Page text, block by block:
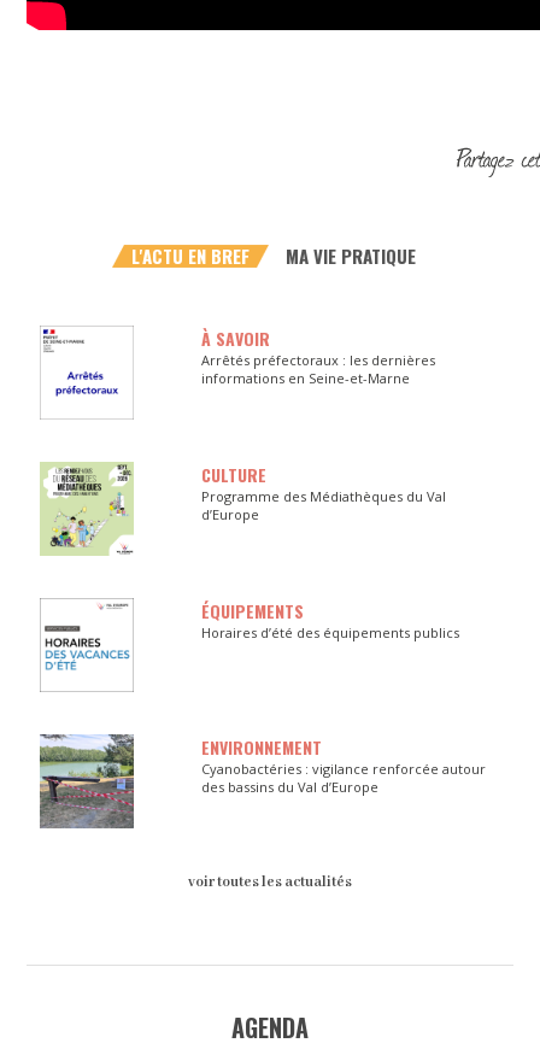
L'ACTU EN BREF MA VIE PRATIQUE
À SAVOIR
Arrêtés préfectoraux : les dernières
informations en Seine-et-Marne
CULTURE
Programme des Médiathèques du Val
d’Europe
ÉQUIPEMENTS
Horaires d’été des équipements publics
ENVIRONNEMENT
Cyanobactéries : vigilance renforcée autour
des bassins du Val d’Europe
voir toutes les actualités
AGENDA